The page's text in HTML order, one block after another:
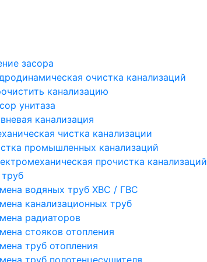
засора
очистка канализаций
канализацию
унитаза
канализация
чистка канализации
промышленных канализаций
прочистка канализаций
водяных труб ХВС / ГВС
канализационных труб
радиаторов
стояков отопления
труб отопления
труб полотенцесушителя